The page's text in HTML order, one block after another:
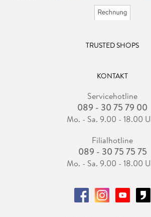
TRUSTED SHOPS
KONTAKT
Servicehotline
089 - 30 75 79 00
Mo. - Sa. 9.00 - 18.00
Filialhotline
089 - 30 75 75 75
Mo. - Sa. 9.00 - 18.00